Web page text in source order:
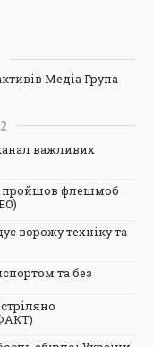
Медіа Група
важливих
пройшов флешмоб
ворожу техніку та
та без